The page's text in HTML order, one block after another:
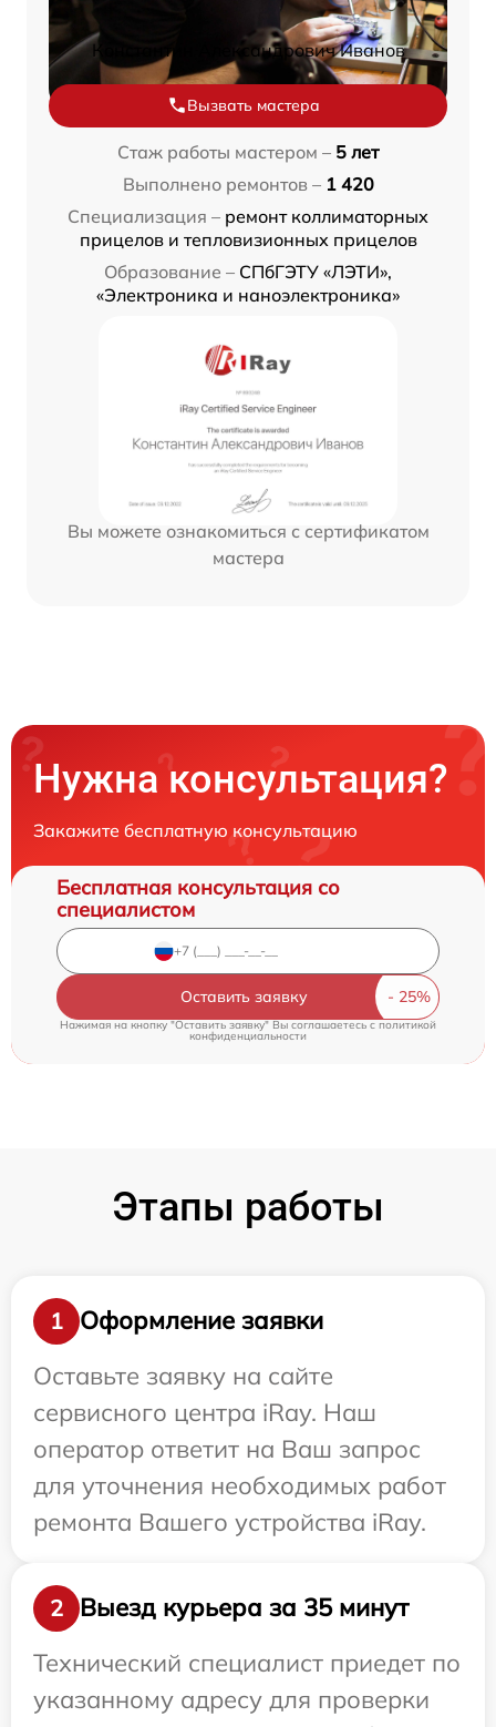
Константин Александрович Иванов
Вызвать мастера
Стаж работы мастером – 5 лет
Выполнено ремонтов – 1 420
Специализация – ремонт коллиматорных
прицелов и тепловизионных прицелов
Образование – СПбГЭТУ «ЛЭТИ»,
«Электроника и наноэлектроника»
Вы можете ознакомиться с сертификатом
мастера
Нужна консультация?
Закажите бесплатную консультацию
Бесплатная консультация со
специалистом
Оставить заявку
Нажимая на кнопку "Оставить заявку" Вы соглашаетесь cполитикой
конфиденциальности
Этапы работы
1
Оформление заявки
Оставьте заявку на сайте
сервисного центра iRay. Наш
оператор ответит на Ваш запрос
для уточнения необходимых работ
ремонта Вашего устройства iRay.
2
Выезд курьера за 35 минут
Технический специалист приедет по
указанному адресу для проверки